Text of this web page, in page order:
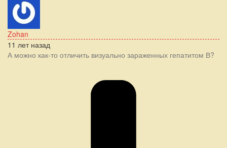
Zohan
11 лет назад
А можно как-то отличить визуально зараженных гепатитом В?